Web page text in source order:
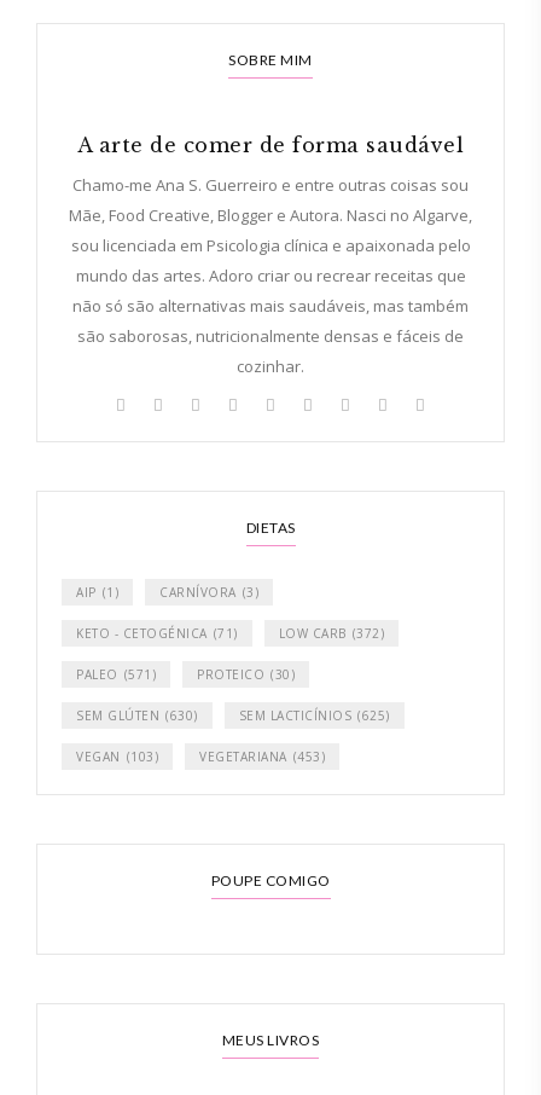
SOBRE MIM
A arte de comer de forma saudável
Chamo-me Ana S. Guerreiro e entre outras coisas sou
Mãe, Food Creative, Blogger e Autora. Nasci no Algarve,
sou licenciada em Psicologia clínica e apaixonada pelo
mundo das artes. Adoro criar ou recrear receitas que
não só são alternativas mais saudáveis, mas também
são saborosas, nutricionalmente densas e fáceis de
cozinhar.
DIETAS
AIP (1) CARNÍVORA (3)
KETO - CETOGÉNICA (71) LOW CARB (372)
PALEO (571) PROTEICO (30)
SEM GLÚTEN (630) SEM LACTICÍNIOS (625)
VEGAN (103) VEGETARIANA (453)
POUPE COMIGO
MEUS LIVROS